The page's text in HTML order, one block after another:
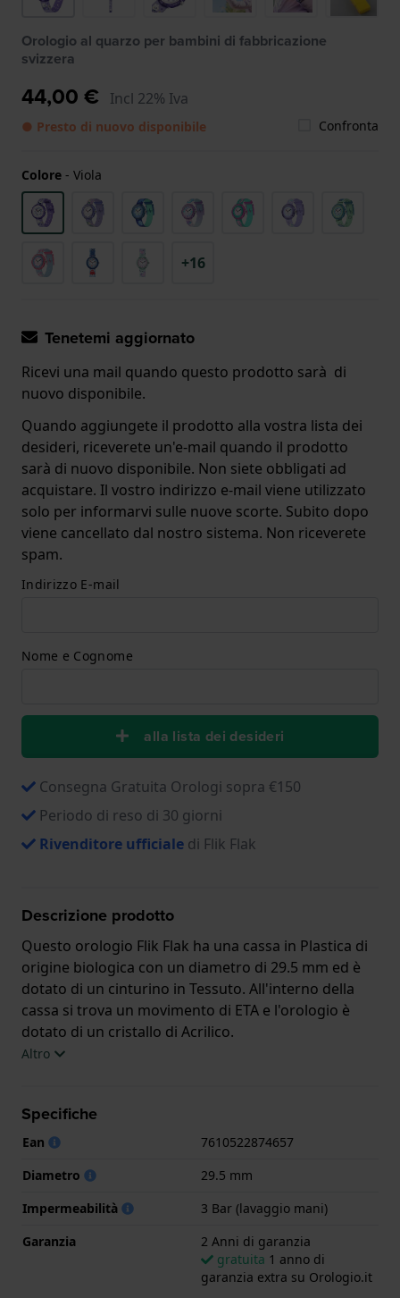
Orologio al quarzo per bambini di fabbricazione
svizzera
44,00 € Incl 22% Iva
● Presto di nuovo disponibile Confronta
Colore - Viola
+16
Tenetemi aggiornato
Ricevi una mail quando questo prodotto sarà di
nuovo disponibile.
Quando aggiungete il prodotto alla vostra lista dei
desideri, riceverete un'e-mail quando il prodotto
sarà di nuovo disponibile. Non siete obbligati ad
acquistare. Il vostro indirizzo e-mail viene utilizzato
solo per informarvi sulle nuove scorte. Subito dopo
viene cancellato dal nostro sistema. Non riceverete
spam.
Indirizzo E-mail
Nome e Cognome
alla lista dei desideri
Consegna Gratuita Orologi sopra €150
Periodo di reso di 30 giorni
Rivenditore ufficiale di Flik Flak
Descrizione prodotto
Questo orologio Flik Flak ha una cassa in Plastica di
origine biologica con un diametro di 29.5 mm ed è
dotato di un cinturino in Tessuto. All'interno della
cassa si trova un movimento di ETA e l'orologio è
dotato di un cristallo di Acrilico.
è fornito con 2 Anni di garanzia.
Altro
Specifiche
Ean
7610522874657
Diametro
29.5 mm
Impermeabilità
3 Bar (lavaggio mani)
Garanzia
2 Anni di garanzia
gratuita 1 anno di
garanzia extra su Orologio.it